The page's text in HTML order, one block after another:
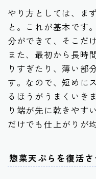
やり方としては、ま
と。これが基本です
分ができて、そこだ
また、最初から長時
りすぎたり、薄い部
す。なので、短めに
るほうがうまくいき
り端が先に乾きやす
だけでも仕上がりが
惣菜天ぷらを復活